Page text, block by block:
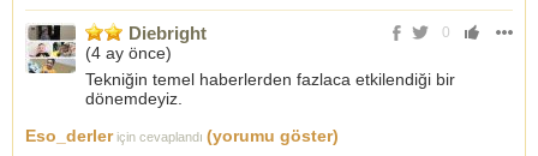
0
Diebright
(4 ay önce)
Tekniğin temel haberlerden fazlaca etkilendiği bir
dönemdeyiz.
Eso_derleriçin cevaplandı (yorumu göster)